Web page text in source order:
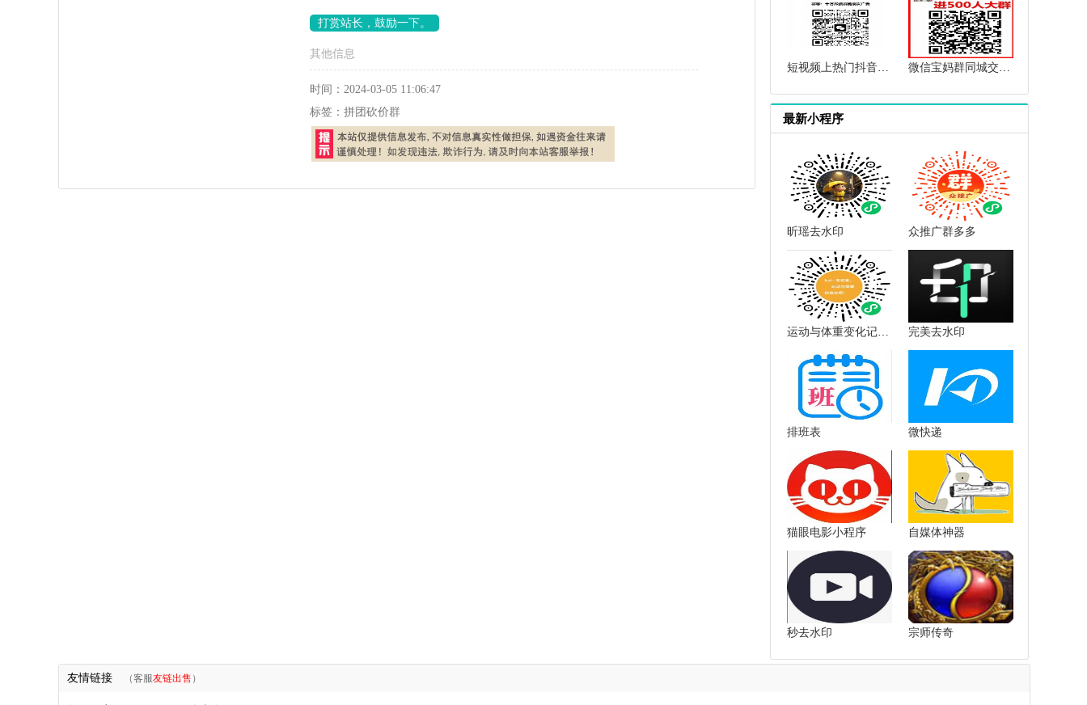
打赏站长，鼓励一下。
其他信息
时间： 2024-03-05 11:06:47
标签： 拼团砍价群
短视频上热门抖音上热门群快手上热门群抖音短视频互赞点赞群 微信宝妈群同城交流微信母婴群微信育儿群微信闲置群微信群二维码
最新小程序
昕瑶去水印 众推广群多多
运动与体重变化记录小助手 完美去水印
排班表 微快递
猫眼电影小程序 自媒体神器
秒去水印 宗师传奇
友情链接 （客服友链出售 ）